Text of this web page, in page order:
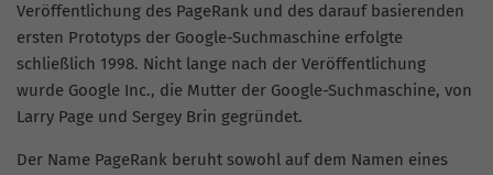
Veröffentlichung des PageRank und des darauf basierenden
ersten Prototyps der Google-Suchmaschine erfolgte
schließlich 1998. Nicht lange nach der Veröffentlichung
wurde Google Inc., die Mutter der Google-Suchmaschine, von
Larry Page und Sergey Brin gegründet.
Der Name PageRank beruht sowohl auf dem Namen eines